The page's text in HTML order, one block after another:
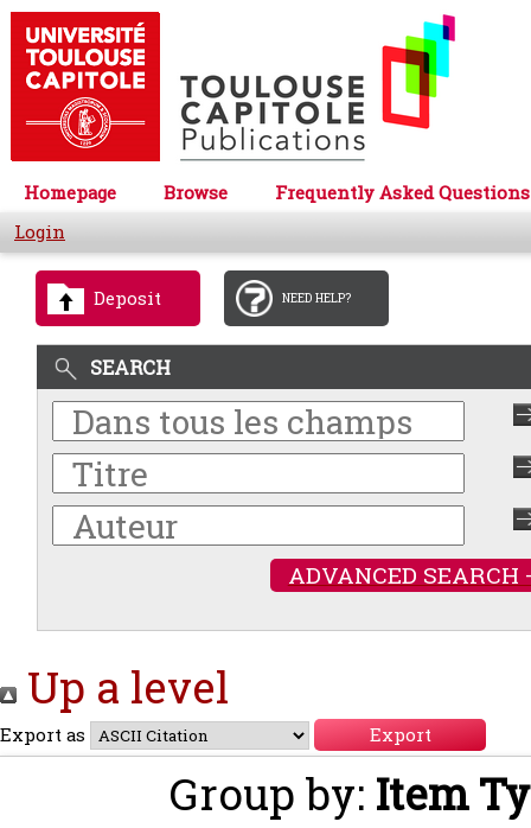
Homepage Browse
Frequently Asked Questions
Login
Deposit NEED HELP?
SEARCH
ADVANCED SEARCH
Up a level
Export as
Group by: Item